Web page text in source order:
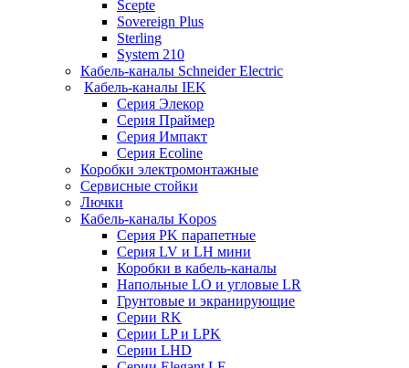
Scepte
Sovereign Plus
Sterling
System 210
Кабель-каналы Schneider Electric
Кабель-каналы IEK
Серия Элекор
Серия Праймер
Серия Импакт
Серия Ecoline
Коробки электромонтажные
Сервисные стойки
Лючки
Кабель-каналы Kopos
Серия PK парапетные
Серия LV и LH мини
Коробки в кабель-каналы
Напольные LO и угловые LR
Грунтовые и экранирующие
Серии RK
Серии LP и LPK
Серии LHD